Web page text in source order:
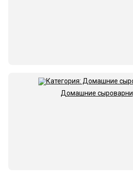
Домашние сыроварни